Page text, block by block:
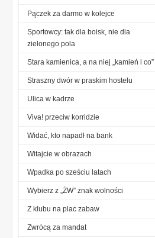
Pączek za darmo w kolejce
Sportowcy: tak dla boisk, nie dla
zielonego pola
Stara kamienica, a na niej „kamień i co”
Straszny dwór w praskim hostelu
Ulica w kadrze
Viva! przeciw korridzie
Widać, kto napadł na bank
Witajcie w obrazach
Wpadka po sześciu latach
Wybierz z „ŻW” znak wolności
Z klubu na plac zabaw
Zwrócą za mandat